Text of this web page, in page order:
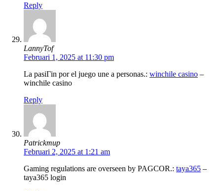
Reply
LannyTof
Februari 1, 2025 at 11:30 pm
La pasiГіn por el juego une a personas.: winchile casino –
winchile casino
Reply
Patrickmup
Februari 2, 2025 at 1:21 am
Gaming regulations are overseen by PAGCOR.: taya365 –
taya365 login